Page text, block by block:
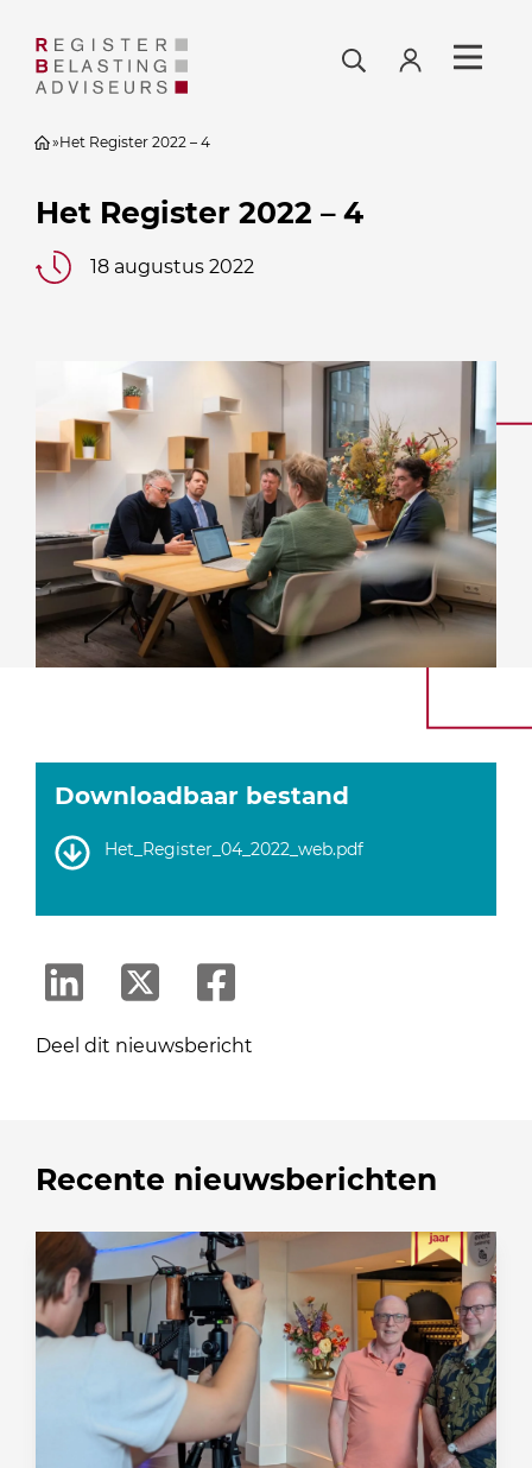
»Het Register 2022 – 4
Het Register 2022 – 4
18 augustus 2022
Downloadbaar bestand
Het_Register_04_2022_web.pdf
Deel dit nieuwsbericht
Recente nieuwsberichten